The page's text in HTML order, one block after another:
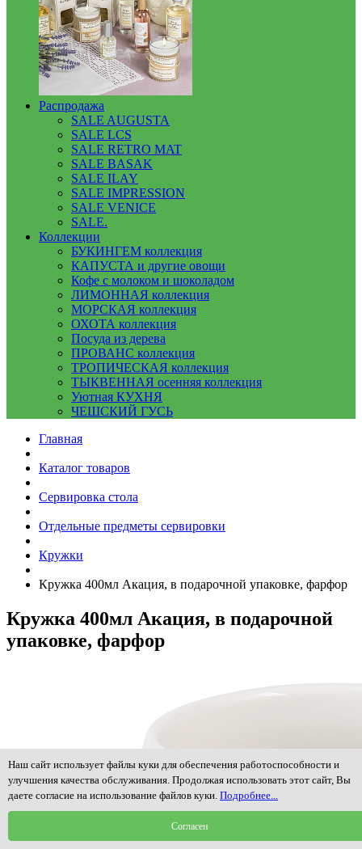
Распродажа
SALE AUGUSTA
SALE LCS
SALE RETRO MAT
SALE BASAK
SALE ILAY
SALE IMPRESSION
SALE VENICE
SALE.
Коллекции
БУКИНГЕМ коллекция
КАПУСТА и другие овощи
Кофе с молоком и шоколадом
ЛИМОННАЯ коллекция
МОРСКАЯ коллекция
ОХОТА коллекция
Посуда из дерева
ПРОВАНС коллекция
ТРОПИЧЕСКАЯ коллекция
ТЫКВЕННАЯ осенняя коллекция
Уютная КУХНЯ
ЧЕШСКИЙ ГУСЬ
Главная
Каталог товаров
Сервировка стола
Отдельные предметы сервировки
Кружки
Кружка 400мл Акация, в подарочной упаковке, фарфор
Кружка 400мл Акация, в подарочной
упаковке, фарфор
Наш сайт использует файлы куки для обеспечения работоспособности и
улучшения качества обслуживания. Продолжая использовать этот сайт, Вы
даете согласие на использование файлов куки. Подробнее...
Согласен